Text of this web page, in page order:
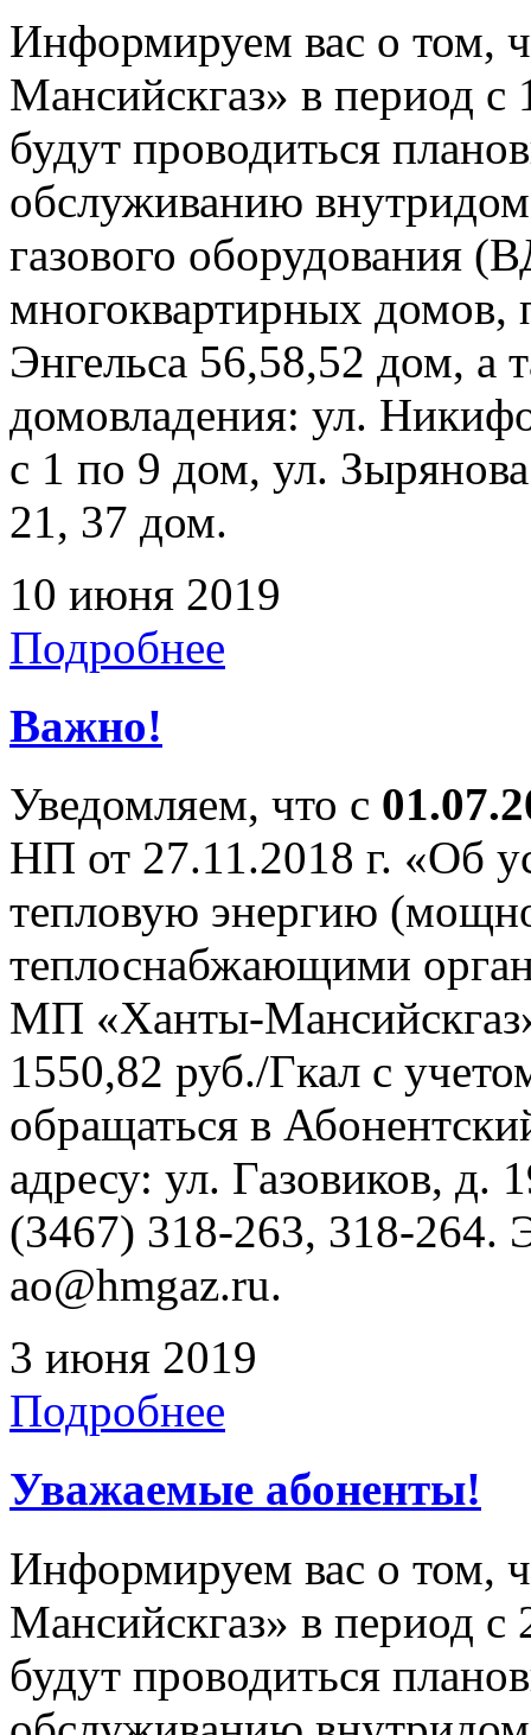
Информируем вас о том,
Мансийскгаз» в период с
будут проводиться
обслуживанию
газового
многоквартирных
Энгельса 56,58,52 дом, а
домовладения: ул.
с 1 по 9 дом, ул.
21, 37 дом.
10 июня 2019
Подробнее
Важно!
Уведомляем, что с
НП от 27.11.2018 г. «Об
тепловую энергию
теплоснабжающими
МП «Ханты-
1550,82 руб./Гкал с
обращаться в
адресу: ул. Газовиков, д.
(3467) 318-263, 318-264.
ao@hmgaz.ru.
3 июня 2019
Подробнее
Уважаемые абоненты!
Информируем вас о том,
Мансийскгаз» в период с
будут проводиться